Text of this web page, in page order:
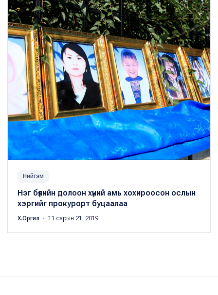
Нийгэм
Нэг бүлийн долоон хүний амь хохироосон ослын
хэргийг прокурорт буцаалаа
Х.Оргил ・ 11 сарын 21, 2019